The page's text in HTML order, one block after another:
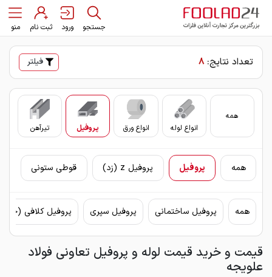
جستجو ورود ثبت نام منو
تعداد نتایج: 8 فیلتر
همه
انواع لوله
انواع ورق پروفیل تیرآهن
همه پروفیل پروفیل z (زد) قوطی ستونی
همه پروفیل ساختمانی پروفیل سپری پروفیل کلافی
قیمت و خرید قیمت لوله و پروفیل تعاونی فولاد
علویجه